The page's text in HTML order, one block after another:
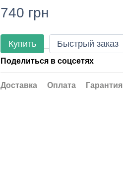
740 грн
Купить Быстрый заказ
Поделиться в соцсетях
Доставка Оплата Гарантия